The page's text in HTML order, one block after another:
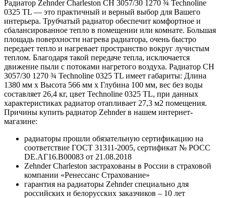
Радиатор Zehnder Charleston CH 3057/30 1270 ¾ Technoline
0325 TL — это практичный и верный выбор для Вашего
интерьера. Трубчатый радиатор обеспечит комфортное и
сбалансированное тепло в помещении или комнате. Большая
площадь поверхности нагрева радиатора, очень быстро
передает тепло и нагревает пространство вокруг лучистым
теплом. Благодаря такой передаче тепла, исключается
движение пыли с потоками нагретого воздуха. Радиатор CH
3057/30 1270 ¾ Technoline 0325 TL имеет габариты: Длина
1380 мм х Высота 566 мм х Глубина 100 мм, вес без воды
составляет 26,4 кг, цвет Technoline 0325 TL, при данных
характеристиках радиатор отапливает 27,3 м2 помещения.
Причины купить радиатор Zehnder в нашем интернет-
магазине:
радиаторы прошли обязательную сертификацию на
соответствие ГОСТ 31311-2005, сертификат № POCC
DE.АГ16.В00083 от 21.08.2018
Zehnder Charleston застрахованы в России в страховой
компании «Ренессанс Страхование»
гарантия на радиаторы Zehnder специально для
российских и белорусских заказчиков – 10 лет